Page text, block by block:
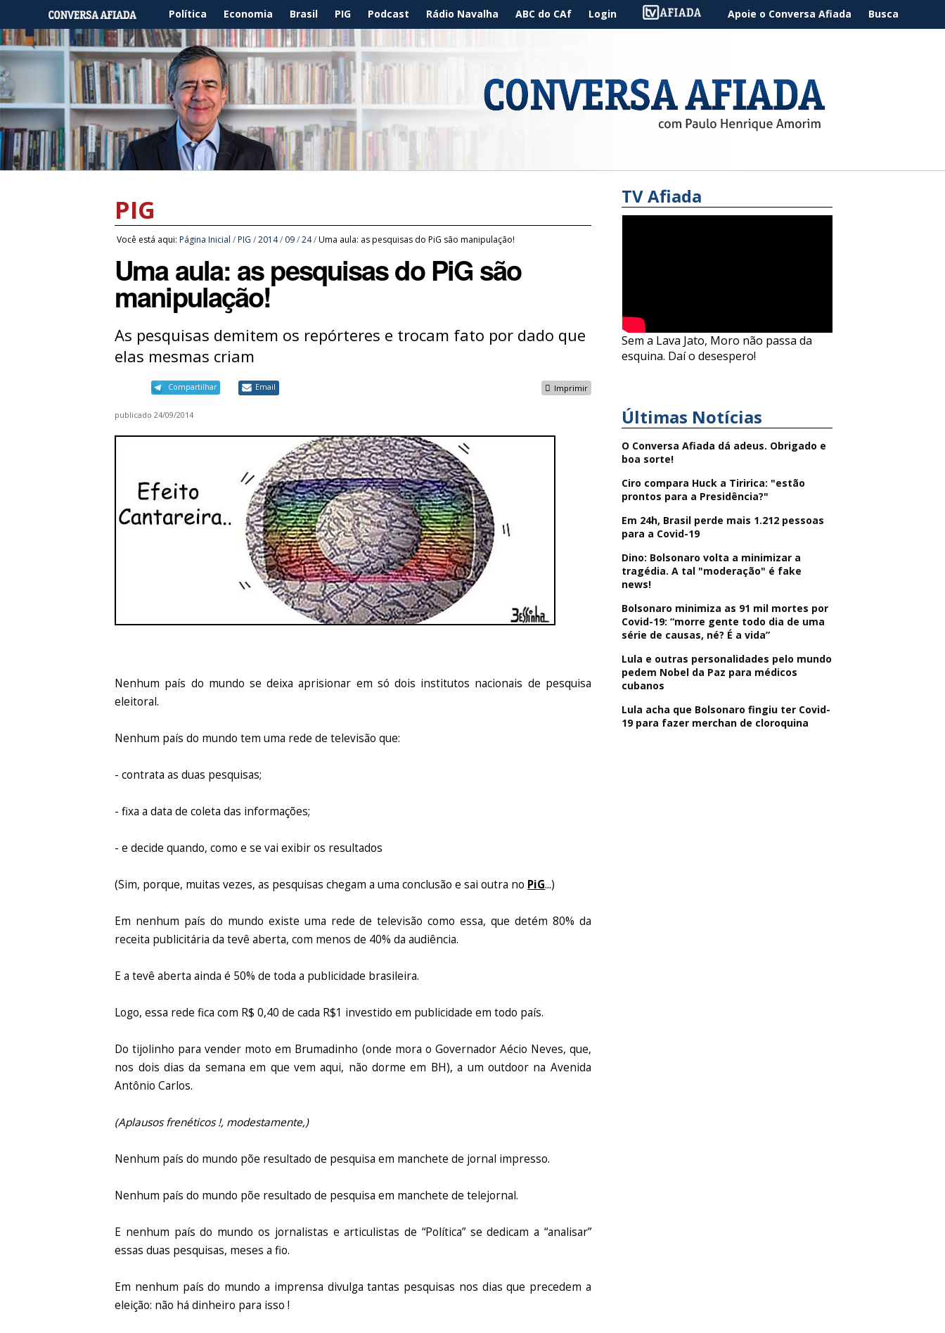
Política Economia Brasil PIG Podcast Rádio Navalha ABC do CAf Login Apoie o Conversa Afiada Busca
PIG
Você está aqui: Página Inicial / PIG /2014/ 09/24/Uma aula: as pesquisas do PiG são manipulação!
Uma aula: as pesquisas do PiG são
manipulação!
As pesquisas demitem os repórteres e trocam fato por dado que
elas mesmas criam
Compartilhar Email Imprimir
publicado 24/09/2014
Nenhum país do mundo se deixa aprisionar em só dois institutos nacionais de pesquisa
eleitoral.
Nenhum país do mundo tem uma rede de televisão que:
- contrata as duas pesquisas;
- fixa a data de coleta das informações;
- e decide quando, como e se vai exibir os resultados
(Sim, porque, muitas vezes, as pesquisas chegam a uma conclusão e sai outra no PiG...)
Em nenhum país do mundo existe uma rede de televisão como essa, que detém 80% da
receita publicitária da tevê aberta, com menos de 40% da audiência.
E a tevê aberta ainda é 50% de toda a publicidade brasileira.
Logo, essa rede fica com R$ 0,40 de cada R$1 investido em publicidade em todo país.
Do tijolinho para vender moto em Brumadinho (onde mora o Governador Aécio Neves, que,
nos dois dias da semana em que vem aqui, não dorme em BH), a um outdoor na Avenida
Antônio Carlos.
(Aplausos frenéticos !, modestamente,)
Nenhum país do mundo põe resultado de pesquisa em manchete de jornal impresso.
Nenhum país do mundo põe resultado de pesquisa em manchete de telejornal.
E nenhum país do mundo os jornalistas e articulistas de “Política” se dedicam a “analisar”
essas duas pesquisas, meses a fio.
Em nenhum país do mundo a imprensa divulga tantas pesquisas nos dias que precedem a
eleição: não há dinheiro para isso !
TV Afiada
Sem a Lava Jato, Moro não passa da
esquina. Daí o desespero!
Últimas Notícias
O Conversa Afiada dá adeus. Obrigado e
boa sorte!
Ciro compara Huck a Tiririca: "estão
prontos para a Presidência?"
Em 24h, Brasil perde mais 1.212 pessoas
para a Covid-19
Dino: Bolsonaro volta a minimizar a
tragédia. A tal "moderação" é fake
news!
Bolsonaro minimiza as 91 mil mortes por
Covid-19: “morre gente todo dia de uma
série de causas, né? É a vida”
Lula e outras personalidades pelo mundo
pedem Nobel da Paz para médicos
cubanos
Lula acha que Bolsonaro fingiu ter Covid-
19 para fazer merchan de cloroquina